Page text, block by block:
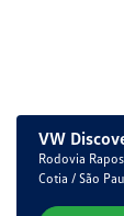
VW
Rodovia
Cotia / São